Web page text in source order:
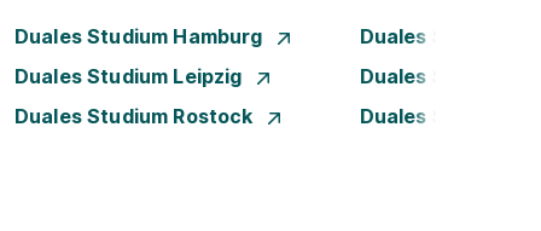
Duales Studium Hamburg
Duales Studium
Duales Studium Leipzig
Duales Studium
Duales Studium Rostock
Duales Studium